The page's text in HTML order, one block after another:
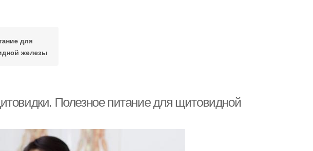
для
железы
Полезное питание для щитовидной